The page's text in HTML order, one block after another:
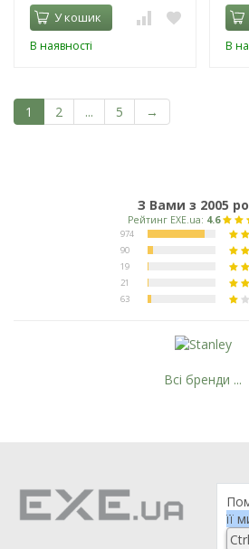
У кошик
В наявності В
1 2 ... 5 →
З Вами з 2005
Всі бренди ...
її
Ctrl